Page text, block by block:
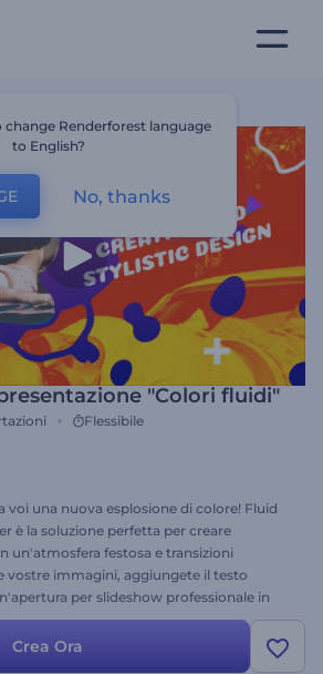
"Colori fluidi"
Flessibile
voi una nuova esplosione di colore! Fluid
è la soluzione perfetta per creare
un'atmosfera festosa e transizioni
vostre immagini, aggiungete il testo
per slideshow professionale in
di aggiungere una colonna sonora
completare il vostro progetto! Perfetto
slideshow di benvenuto e molto
Crea Ora
Renderforest language
to English?
No, thanks